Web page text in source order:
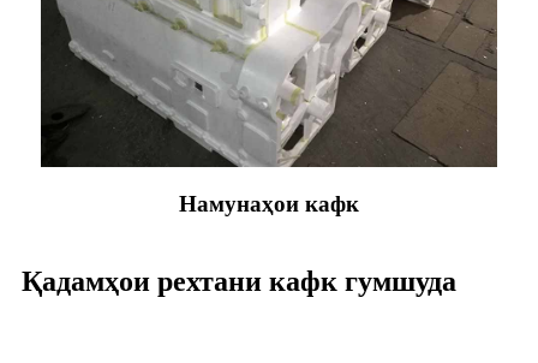
Намунаҳои кафк
Қадамҳои рехтани кафк гумшуда